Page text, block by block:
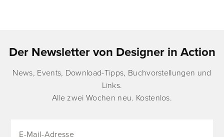
Der Newsletter von Designer in Action
News, Events, Download-Tipps, Buchvorstellungen und
Links.
Alle zwei Wochen neu. Kostenlos.